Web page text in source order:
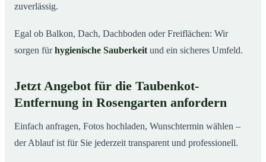
zuverlässig.
Egal ob Balkon, Dach, Dachboden oder Freiflächen: Wir
sorgen fürhygienische Sauberkeit und ein sicheres Umfeld.
Jetzt Angebot für die Taubenkot-
Entfernung in Rosengarten anfordern
Einfach anfragen, Fotos hochladen, Wunschtermin wählen –
der Ablauf ist für Sie jederzeit transparent und professionell.